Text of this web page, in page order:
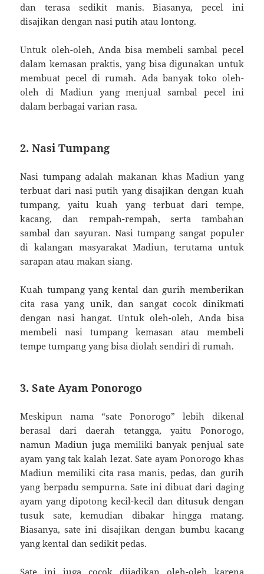
dan terasa sedikit manis. Biasanya, pecel ini
disajikan dengan nasi putih atau lontong.
Untuk oleh-oleh, Anda bisa membeli sambal pecel
dalam kemasan praktis, yang bisa digunakan untuk
membuat pecel di rumah. Ada banyak toko oleh-
oleh di Madiun yang menjual sambal pecel ini
dalam berbagai varian rasa.
2. Nasi Tumpang
Nasi tumpang adalah makanan khas Madiun yang
terbuat dari nasi putih yang disajikan dengan kuah
tumpang, yaitu kuah yang terbuat dari tempe,
kacang, dan rempah-rempah, serta tambahan
sambal dan sayuran. Nasi tumpang sangat populer
di kalangan masyarakat Madiun, terutama untuk
sarapan atau makan siang.
Kuah tumpang yang kental dan gurih memberikan
cita rasa yang unik, dan sangat cocok dinikmati
dengan nasi hangat. Untuk oleh-oleh, Anda bisa
membeli nasi tumpang kemasan atau membeli
tempe tumpang yang bisa diolah sendiri di rumah.
3. Sate Ayam Ponorogo
Meskipun nama “sate Ponorogo” lebih dikenal
berasal dari daerah tetangga, yaitu Ponorogo,
namun Madiun juga memiliki banyak penjual sate
ayam yang tak kalah lezat. Sate ayam Ponorogo khas
Madiun memiliki cita rasa manis, pedas, dan gurih
yang berpadu sempurna. Sate ini dibuat dari daging
ayam yang dipotong kecil-kecil dan ditusuk dengan
tusuk sate, kemudian dibakar hingga matang.
Biasanya, sate ini disajikan dengan bumbu kacang
yang kental dan sedikit pedas.
Sate ini juga cocok dijadikan oleh-oleh karena